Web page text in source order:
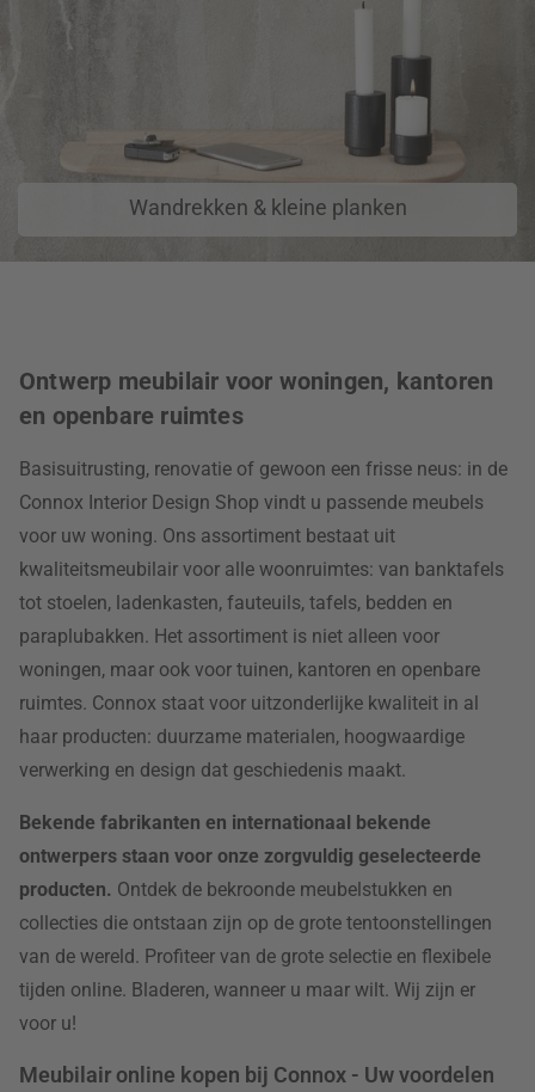
Wandrekken & kleine planken
Ontwerp meubilair voor woningen, kantoren
en openbare ruimtes
Basisuitrusting, renovatie of gewoon een frisse neus: in de
Connox Interior Design Shop vindt u passende meubels
voor uw woning. Ons assortiment bestaat uit
kwaliteitsmeubilair voor alle woonruimtes: van banktafels
tot stoelen, ladenkasten, fauteuils, tafels, bedden en
paraplubakken. Het assortiment is niet alleen voor
woningen, maar ook voor tuinen, kantoren en openbare
ruimtes. Connox staat voor uitzonderlijke kwaliteit in al
haar producten: duurzame materialen, hoogwaardige
verwerking en design dat geschiedenis maakt.
Bekende fabrikanten en internationaal bekende
ontwerpers staan voor onze zorgvuldig geselecteerde
producten. Ontdek de bekroonde meubelstukken en
collecties die ontstaan zijn op de grote tentoonstellingen
van de wereld. Profiteer van de grote selectie en flexibele
tijden online. Bladeren, wanneer u maar wilt. Wij zijn er
voor u!
Meubilair online kopen bij Connox - Uw voordelen